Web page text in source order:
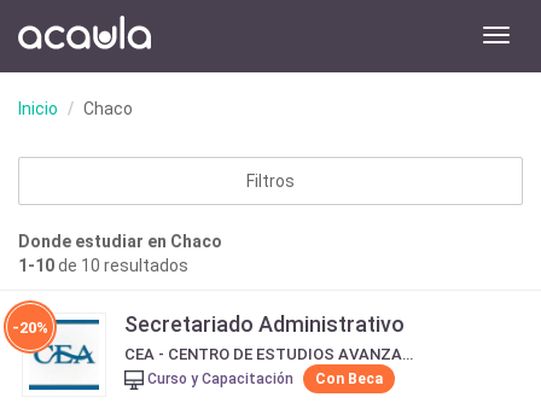
Inicio Chaco
Filtros
Donde estudiar en Chaco
1-10de 10 resultados
-20% Secretariado Administrativo
CEA - CENTRO DE ESTUDIOS AVANZADOS
Curso y Capacitación Con Beca